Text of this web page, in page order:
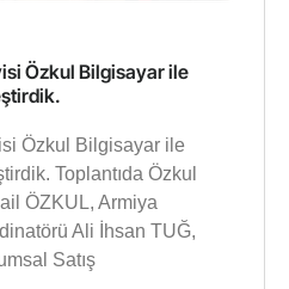
Özkul Bilgisayar ile
Özkul Bilgisayar ile
Toplantıda Özkul
ÖZKUL, Armiya
Ali İhsan TUĞ,
Satış